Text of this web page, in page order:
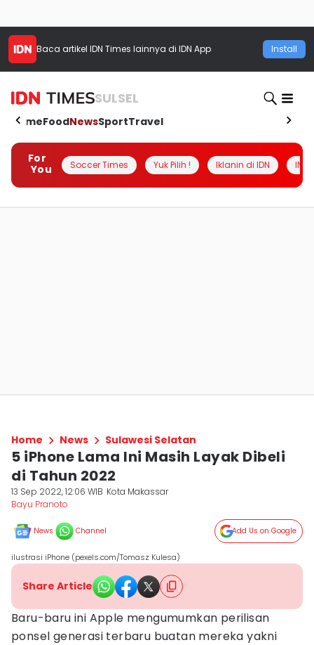
Baca artikel IDN Times lainnya di IDN App Install
SULSEL
HomeFoodNewsSportTravel
For
You
Soccer Times Yuk Pilih ! Iklanin di IDN
Home News Sulawesi Selatan
5 iPhone Lama Ini Masih Layak Dibeli
di Tahun 2022
13 Sep 2022, 12:06 WIB Kota Makassar
Bayu Pranoto
News Channel Add Us on Google
ilustrasi iPhone (pexels.com/Tomasz Kulesa)
Share Article
Baru-baru ini Apple mengumumkan perilisan
ponsel generasi terbaru buatan mereka yakni